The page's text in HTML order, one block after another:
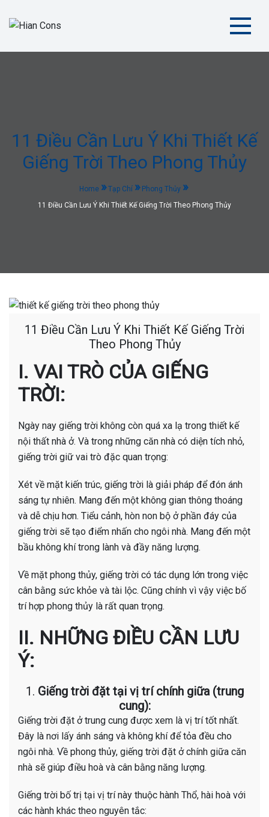
Hian Cons
11 Điều Cần Lưu Ý Khi Thiết Kế
Giếng Trời Theo Phong Thủy
Home Tạp Chí
Phong Thủy
11 Điều Cần Lưu Ý Khi Thiết Kế Giếng Trời Theo Phong Thủy
11 Điều Cần Lưu Ý Khi Thiết Kế Giếng Trời
Theo Phong Thủy
I. VAI TRÒ CỦA GIẾNG
TRỜI:
Ngày nay giếng trời không còn quá xa lạ trong thiết kế
nội thất nhà ở. Và trong những căn nhà có diện tích nhỏ,
giếng trời giữ vai trò đặc quan trọng:
Xét về mặt kiến trúc, giếng trời là giải pháp để đón ánh
sáng tự nhiên. Mang đến một không gian thông thoáng
và dễ chịu hơn. Tiểu cảnh, hòn non bộ ở phần đáy của
giếng trời sẽ tạo điểm nhấn cho ngôi nhà. Mang đến một
bầu không khí trong lành và đầy năng lượng.
Về mặt phong thủy, giếng trời có tác dụng lớn trong việc
cân bằng sức khỏe và tài lộc. Cũng chính vì vậy việc bố
trí hợp phong thủy là rất quan trọng.
II. NHỮNG ĐIỀU CẦN LƯU
Ý:
1. Giếng trời đặt tại vị trí chính giữa (trung
cung):
Giếng trời đặt ở trung cung được xem là vị trí tốt nhất.
Đây là nơi lấy ánh sáng và không khí để tỏa đều cho
ngôi nhà. Về phong thủy, giếng trời đặt ở chính giữa căn
nhà sẽ giúp điều hoà và cân bằng năng lượng.
Giếng trời bố trị tại vị trí này thuộc hành Thổ, hài hoà với
các hành khác theo nguyên tắc: